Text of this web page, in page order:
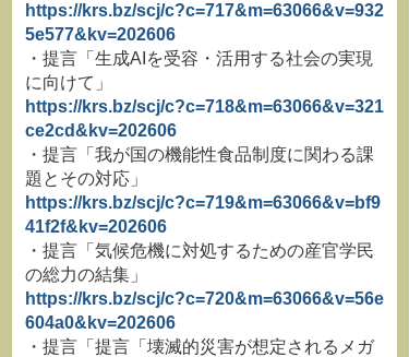
https://krs.bz/scj/c?c=717&m=63066&v=932
5e577&kv=202606
・提言「生成AIを受容・活用する社会の実現
に向けて」
https://krs.bz/scj/c?c=718&m=63066&v=321
ce2cd&kv=202606
・提言「我が国の機能性食品制度に関わる課
題とその対応」
https://krs.bz/scj/c?c=719&m=63066&v=bf9
41f2f&kv=202606
・提言「気候危機に対処するための産官学民
の総力の結集」
https://krs.bz/scj/c?c=720&m=63066&v=56e
604a0&kv=202606
・提言「提言「壊滅的災害が想定されるメガ